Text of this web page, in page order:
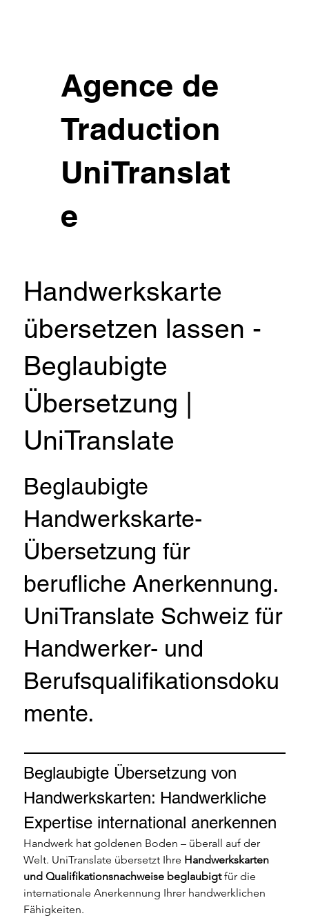
Agence de
Traduction
UniTranslat
e
Handwerkskarte
übersetzen lassen -
Beglaubigte
Übersetzung |
UniTranslate
Beglaubigte
Handwerkskarte-
Übersetzung für
berufliche Anerkennung.
UniTranslate Schweiz für
Handwerker- und
Berufsqualifikationsdoku
mente.
Beglaubigte Übersetzung von
Handwerkskarten: Handwerkliche
Expertise international anerkennen
Handwerk hat goldenen Boden – überall auf der
Welt. UniTranslate übersetzt Ihre Handwerkskarten
und Qualifikationsnachweise beglaubigt für die
internationale Anerkennung Ihrer handwerklichen
Fähigkeiten.